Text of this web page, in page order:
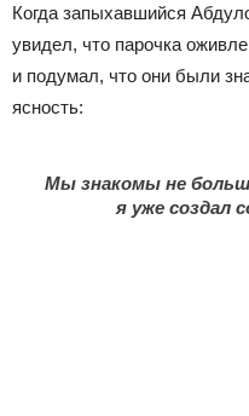
Когда запыхавшийся
увидел, что парочка
и подумал, что они были
ясность:
Мы знакомы не
я уже создал